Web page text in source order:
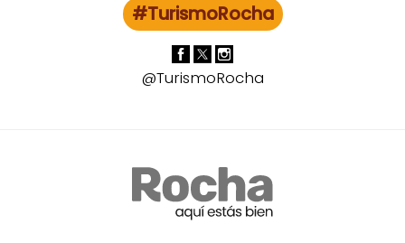
#TurismoRocha
@TurismoRocha